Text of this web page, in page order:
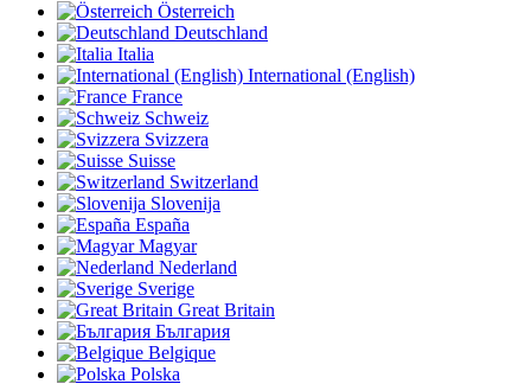
Österreich
Deutschland
Italia
International (English)
France
Schweiz
Svizzera
Suisse
Switzerland
Slovenija
España
Magyar
Nederland
Sverige
Great Britain
България
Belgique
Polska